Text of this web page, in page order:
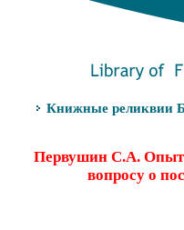
Книжные реликвии
Первушин С.А. Опыт
вопросу о